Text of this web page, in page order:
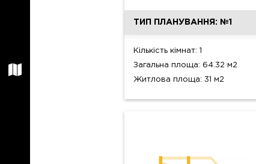
ТИП ПЛАНУВАННЯ: №1
Кількість кімнат: 1
Загальна площа: 64.32 м2
Житлова площа: 31 м2